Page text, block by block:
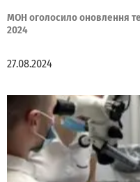
МОН оголосило оновлення
2024
27.08.2024